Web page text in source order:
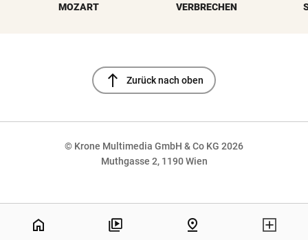
MOZART VERBRECHEN
north Zurück nach oben
© Krone Multimedia GmbH & Co KG 2026
Muthgasse 2, 1190 Wien
home pin_drop
NaN%